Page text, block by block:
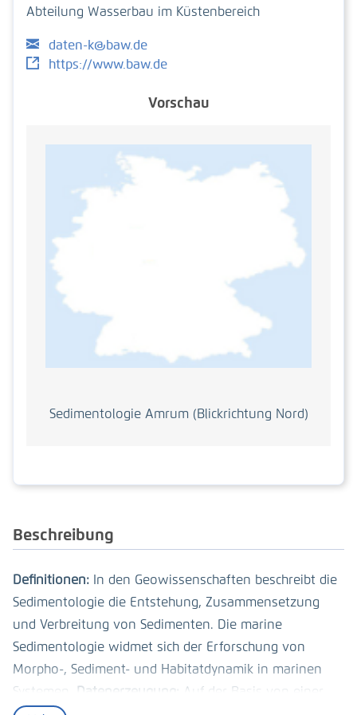
Abteilung Wasserbau im Küstenbereich
daten-k@baw.de
https://www.baw.de
Vorschau
Sedimentologie Amrum (Blickrichtung Nord)
Be­schrei­bung
Definitionen: In den Geowissenschaften beschreibt die
Sedimentologie die Entstehung, Zusammensetzung
und Verbreitung von Sedimenten. Die marine
Sedimentologie widmet sich der Erforschung von
Morpho-, Sediment- und Habitatdynamik in marinen
Systemen.
Datenerzeugung:
Auf der Basis von einer